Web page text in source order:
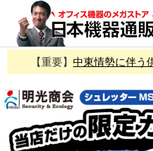
【重要】 中東情勢に伴う